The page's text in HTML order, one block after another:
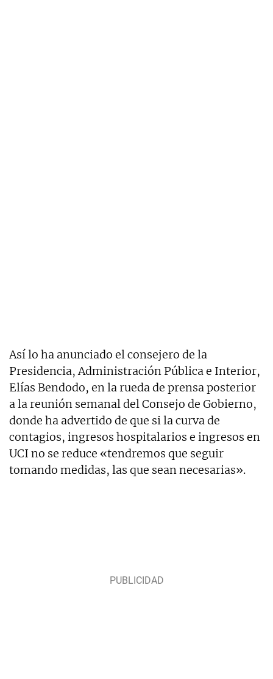
Así lo ha anunciado el consejero de la
Presidencia, Administración Pública e Interior,
Elías Bendodo, en la rueda de prensa posterior
a la reunión semanal del Consejo de Gobierno,
donde ha advertido de que si la curva de
contagios, ingresos hospitalarios e ingresos en
UCI no se reduce «tendremos que seguir
tomando medidas, las que sean necesarias».